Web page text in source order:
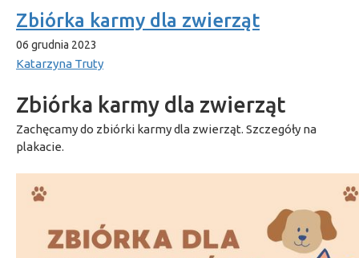
Zbiórka karmy dla zwierząt
06 grudnia 2023
Katarzyna Truty
Zbiórka karmy dla zwierząt
Zachęcamy do zbiórki karmy dla zwierząt. Szczegóły na
plakacie.